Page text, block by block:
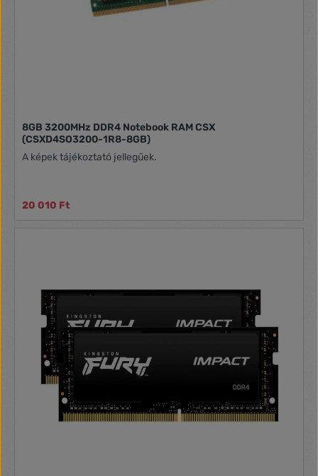
8GB 3200MHz DDR4 Notebook RAM CSX
(CSXD4SO3200-1R8-8GB)
A képek tájékoztató jellegűek.
20 010 Ft